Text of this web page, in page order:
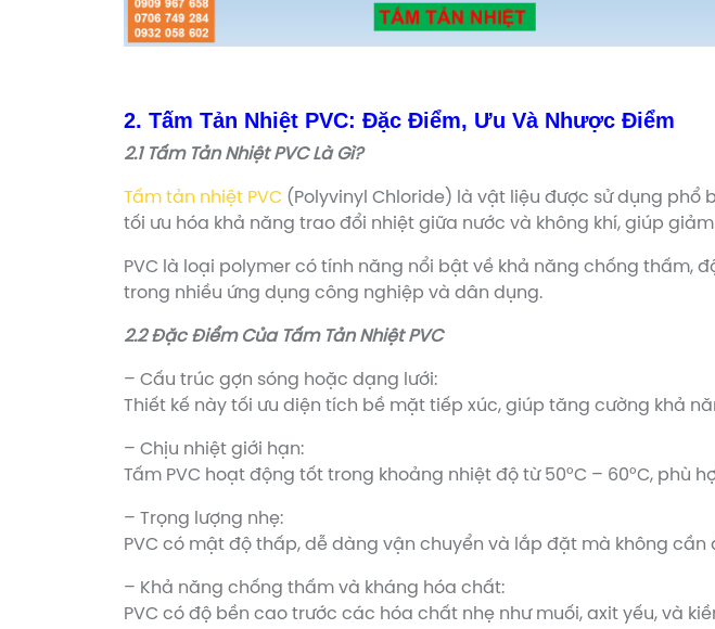
2. Tấm Tản Nhiệt PVC: Đặc Điểm, Ưu Và Nhược Điểm
2.1 Tấm Tản Nhiệt PVC Là Gì?
Tấm tản nhiệt PVC (Polyvinyl Chloride) là vật liệu được sử dụng
tối ưu hóa khả năng trao đổi nhiệt giữa nước và không khí, giúp
PVC là loại polymer có tính năng nổi bật về khả năng chống thấm,
trong nhiều ứng dụng công nghiệp và dân dụng.
2.2 Đặc Điểm Của Tấm Tản Nhiệt PVC
– Cấu trúc gợn sóng hoặc dạng lưới:
Thiết kế này tối ưu diện tích bề mặt tiếp xúc, giúp tăng cường khả
– Chịu nhiệt giới hạn:
Tấm PVC hoạt động tốt trong khoảng nhiệt độ từ 50°C – 60°C, phù
– Trọng lượng nhẹ:
PVC có mật độ thấp, dễ dàng vận chuyển và lắp đặt mà không
– Khả năng chống thấm và kháng hóa chất:
PVC có độ bền cao trước các hóa chất nhẹ như muối, axit yếu, và